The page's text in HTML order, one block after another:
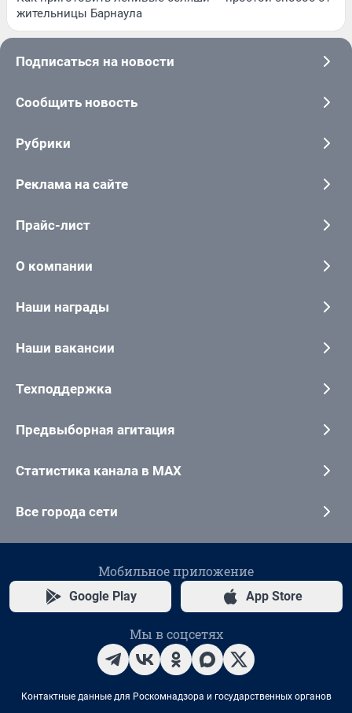
жительницы Барнаула
Подписаться на новости
Сообщить новость
Рубрики
Реклама на сайте
Прайс-лист
О компании
Наши награды
Наши вакансии
Техподдержка
Предвыборная агитация
Статистика канала в MAX
Все города сети
Мобильное приложение
Google Play App Store
Мы в соцсетях
Контактные данные для Роскомнадзора и государственных органов